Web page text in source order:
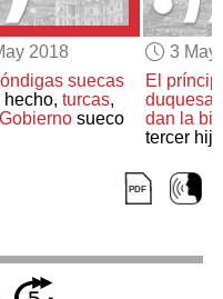
2018
suecas
hecho, turcas,
sueco
3 May
El
duquesa
dan la
tercer hijo